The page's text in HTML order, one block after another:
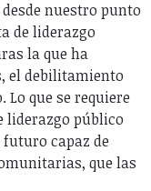
nuestro punto
de liderazgo
la que ha
el debilitamiento
que se requiere
liderazgo público
capaz de
que las